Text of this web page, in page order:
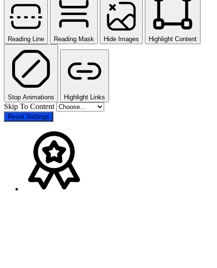
Reading Line Reading Mask Hide Images Highlight Content
Stop Animations Highlight Links
Skip To Content
Reset Settings